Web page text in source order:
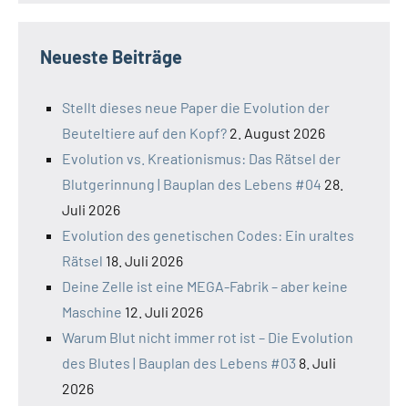
Neueste Beiträge
Stellt dieses neue Paper die Evolution der
Beuteltiere auf den Kopf? 2. August 2026
Evolution vs. Kreationismus: Das Rätsel der
Blutgerinnung | Bauplan des Lebens #04 28.
Juli 2026
Evolution des genetischen Codes: Ein uraltes
Rätsel 18. Juli 2026
Deine Zelle ist eine MEGA-Fabrik – aber keine
Maschine 12. Juli 2026
Warum Blut nicht immer rot ist – Die Evolution
des Blutes | Bauplan des Lebens #03 8. Juli
2026